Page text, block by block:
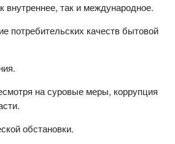
внутреннее, так и международное.
потребительских качеств бытовой
на суровые меры, коррупция
обстановки.